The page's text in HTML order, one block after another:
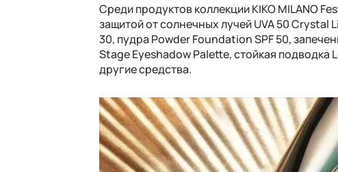
Среди продуктов коллекции KIKO MILANO
защитой от солнечных лучей UVA 50 Crystal
30, пудра Powder Foundation SPF 50,
Stage Eyeshadow Palette, стойкая подводка
другие средства.